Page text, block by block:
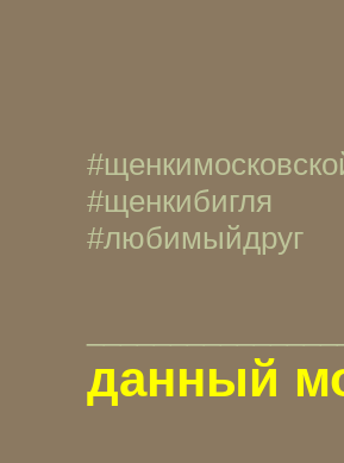
#щенкибигля
#любимыйдруг
данный